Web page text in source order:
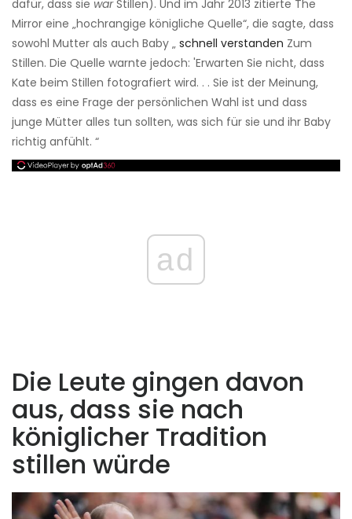
dafür, dass sie warStillen). Und im Jahr 2013 zitierte The
Mirror eine „hochrangige königliche Quelle“, die sagte, dass
sowohl Mutter als auch Baby „ schnell verstanden Zum
Stillen. Die Quelle warnte jedoch: 'Erwarten Sie nicht, dass
Kate beim Stillen fotografiert wird. . . Sie ist der Meinung,
dass es eine Frage der persönlichen Wahl ist und dass
junge Mütter alles tun sollten, was sich für sie und ihr Baby
richtig anfühlt. “
ad
Die Leute gingen davon
aus, dass sie nach
königlicher Tradition
stillen würde